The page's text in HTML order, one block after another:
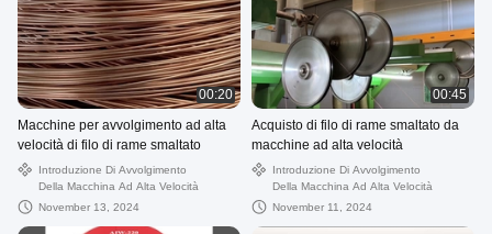
00:20
Macchine per avvolgimento ad alta
velocità di filo di rame smaltato
Introduzione Di Avvolgimento
Della Macchina Ad Alta Velocità
November 13, 2024
00:45
Acquisto di filo di rame smaltato da
macchine ad alta velocità
Introduzione Di Avvolgimento
Della Macchina Ad Alta Velocità
November 11, 2024